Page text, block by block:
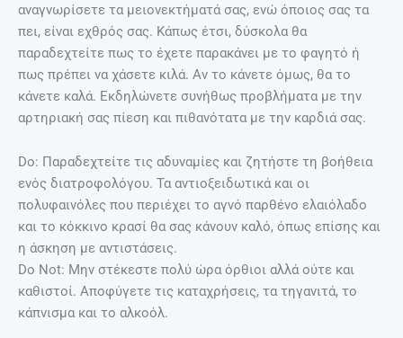
αναγνωρίσετε τα μειονεκτήματά σας, ενώ όποιος σας τα
πει, είναι εχθρός σας. Κάπως έτσι, δύσκολα θα
παραδεχτείτε πως το έχετε παρακάνει με το φαγητό ή
πως πρέπει να χάσετε κιλά. Αν το κάνετε όμως, θα το
κάνετε καλά. Εκδηλώνετε συνήθως προβλήματα με την
αρτηριακή σας πίεση και πιθανότατα με την καρδιά σας.
Do: Παραδεχτείτε τις αδυναμίες και ζητήστε τη βοήθεια
ενός διατροφολόγου. Τα αντιοξειδωτικά και οι
πολυφαινόλες που περιέχει το αγνό παρθένο ελαιόλαδο
και το κόκκινο κρασί θα σας κάνουν καλό, όπως επίσης και
η άσκηση με αντιστάσεις.
Do Not: Μην στέκεστε πολύ ώρα όρθιοι αλλά ούτε και
καθιστοί. Αποφύγετε τις καταχρήσεις, τα τηγανιτά, το
κάπνισμα και το αλκοόλ.